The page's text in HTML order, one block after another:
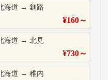
海道 →釧路
¥160～
海道 →北見
¥730～
海道 →稚内